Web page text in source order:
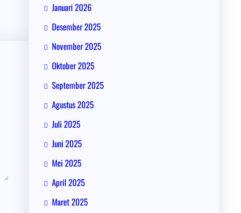
Januari 2026
Desember 2025
November 2025
Oktober 2025
September 2025
Agustus 2025
Juli 2025
Juni 2025
Mei 2025
April 2025
Maret 2025